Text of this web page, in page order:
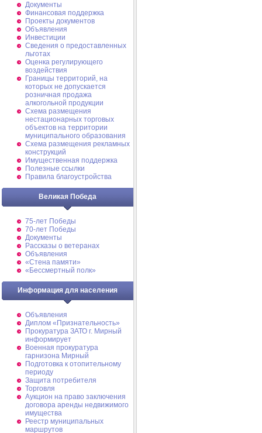
Документы
Финансовая поддержка
Проекты документов
Объявления
Инвестиции
Сведения о предоставленных
льготах
Оценка регулирующего
воздействия
Границы территорий, на
которых не допускается
розничная продажа
алкогольной продукции
Схема размещения
нестационарных торговых
объектов на территории
муниципального образования
Схема размещения рекламных
конструкций
Имущественная поддержка
Полезные ссылки
Правила благоустройства
Великая Победа
75-лет Победы
70-лет Победы
Документы
Рассказы о ветеранах
Объявления
«Стена памяти»
«Бессмертный полк»
Информация для населения
Объявления
Диплом «Признательность»
Прокуратура ЗАТО г. Мирный
информирует
Военная прокуратура
гарнизона Мирный
Подготовка к отопительному
периоду
Защита потребителя
Торговля
Аукцион на право заключения
договора аренды недвижимого
имущества
Реестр муниципальных
маршрутов